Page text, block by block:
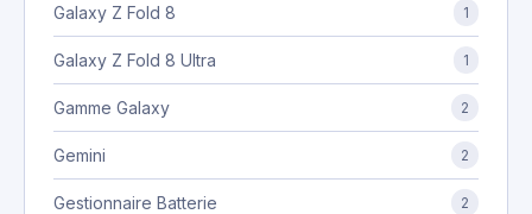
Galaxy Z Fold 8 1
Galaxy Z Fold 8 Ultra 1
Gamme Galaxy 2
Gemini 2
Gestionnaire Batterie 2